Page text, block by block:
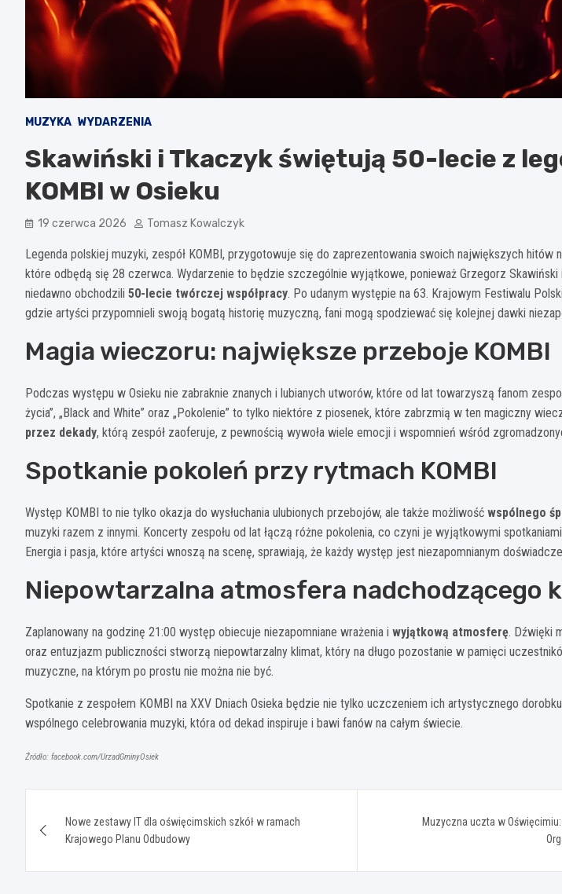
MUZYKA WYDARZENIA
Skawiński i Tkaczyk świętują 50-lecie z
KOMBI w Osieku
19 czerwca 2026 Tomasz Kowalczyk
Legenda polskiej muzyki, zespół KOMBI, przygotowuje się do zaprezentowania swoich największych hitów
które odbędą się 28 czerwca. Wydarzenie to będzie szczególnie wyjątkowe, ponieważ Grzegorz Skawiński
niedawno obchodzili 50-lecie twórczej współpracy. Po udanym występie na 63. Krajowym Festiwalu
gdzie artyści przypomnieli swoją bogatą historię muzyczną, fani mogą spodziewać się kolejnej dawki
Magia wieczoru: największe przeboje KOMBI
Podczas występu w Osieku nie zabraknie znanych i lubianych utworów, które od lat towarzyszą fanom
życia”, „Black and White” oraz „Pokolenie” to tylko niektóre z piosenek, które zabrzmią w ten magiczny
przez dekady, którą zespół zaoferuje, z pewnością wywoła wiele emocji i wspomnień wśród
Spotkanie pokoleń przy rytmach KOMBI
Występ KOMBI to nie tylko okazja do wysłuchania ulubionych przebojów, ale także możliwość wspólnego
muzyki razem z innymi. Koncerty zespołu od lat łączą różne pokolenia, co czyni je wyjątkowymi
Energia i pasja, które artyści wnoszą na scenę, sprawiają, że każdy występ jest niezapomnianym
Niepowtarzalna atmosfera nadchodzącego
Zaplanowany na godzinę 21:00 występ obiecuje niezapomniane wrażenia i wyjątkową atmosferę. Dźwięki
oraz entuzjazm publiczności stworzą niepowtarzalny klimat, który na długo pozostanie w pamięci
muzyczne, na którym po prostu nie można nie być.
Spotkanie z zespołem KOMBI na XXV Dniach Osieka będzie nie tylko uczczeniem ich artystycznego
wspólnego celebrowania muzyki, która od dekad inspiruje i bawi fanów na całym świecie.
Źródło: facebook.com/UrzadGminyOsiek
wpisuNowe zestawy IT dla oświęcimskich szkół w ramach
Krajowego Planu Odbudowy
Muzyczna uczta w